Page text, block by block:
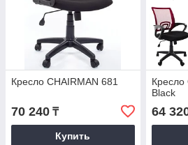
Кресло CHAIRMAN 681
70 240 ₸
Купить
Кресло
Black
64